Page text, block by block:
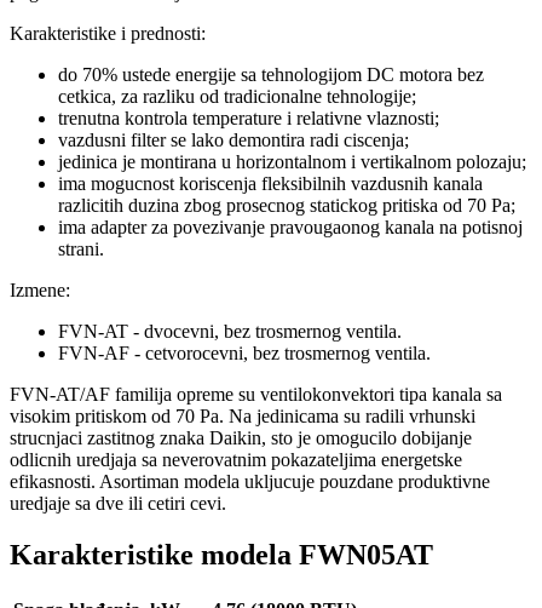
Karakteristike i prednosti:
do 70% ustede energije sa tehnologijom DC motora bez
cetkica, za razliku od tradicionalne tehnologije;
trenutna kontrola temperature i relativne vlaznosti;
vazdusni filter se lako demontira radi ciscenja;
jedinica je montirana u horizontalnom i vertikalnom polozaju;
ima mogucnost koriscenja fleksibilnih vazdusnih kanala
razlicitih duzina zbog prosecnog statickog pritiska od 70 Pa;
ima adapter za povezivanje pravougaonog kanala na potisnoj
strani.
Izmene:
FVN-AT - dvocevni, bez trosmernog ventila.
FVN-AF - cetvorocevni, bez trosmernog ventila.
FVN-AT/AF familija opreme su ventilokonvektori tipa kanala sa
visokim pritiskom od 70 Pa. Na jedinicama su radili vrhunski
strucnjaci zastitnog znaka Daikin, sto je omogucilo dobijanje
odlicnih uredjaja sa neverovatnim pokazateljima energetske
efikasnosti. Asortiman modela ukljucuje pouzdane produktivne
uredjaje sa dve ili cetiri cevi.
Karakteristike modela FWN05AT